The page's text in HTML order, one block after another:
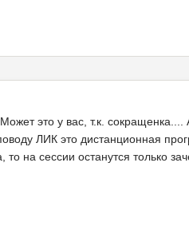
это у вас, т.к. сокращенка....
ЛИК это дистанционная
на сессии останутся только